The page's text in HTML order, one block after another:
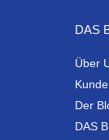
DAS
Über
Der
DAS